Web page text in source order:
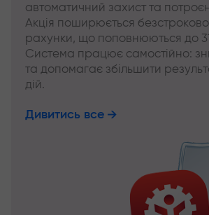
автоматичний захист та
Акція поширюється безстроково
рахунки, що поповнюються до
Система працює самостійно:
та допомагає збільшити
дій.
Дивитись все